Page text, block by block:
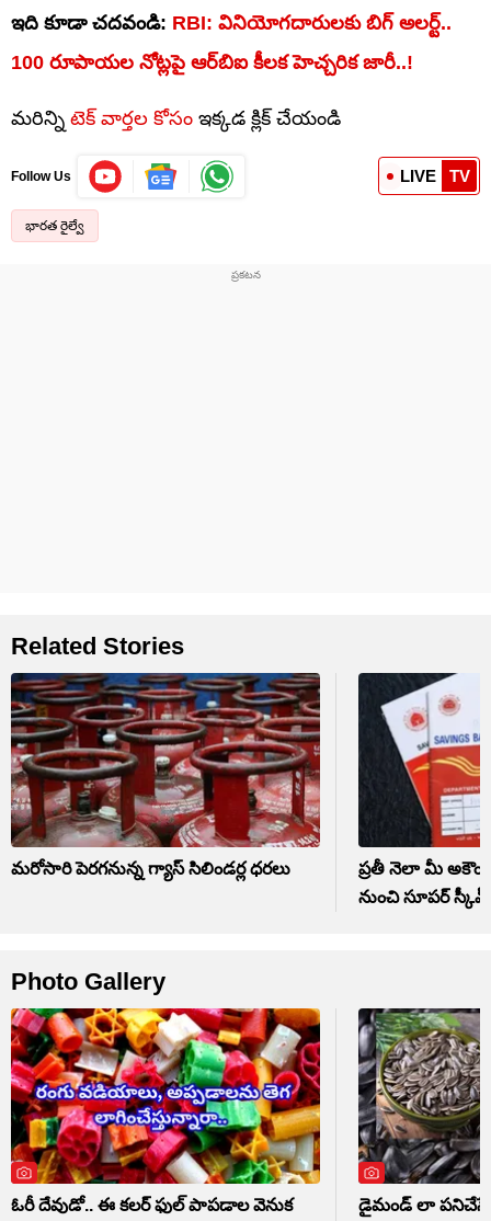
ఇది కూడా చదవండి: RBI: వినియోగదారులకు బిగ్‌ అలర్ట్‌..
100 రూపాయల నోట్లపై ఆర్‌బిఐ కీలక హెచ్చరిక జారీ..!
మరిన్ని టెక్ వార్తల కోసం ఇక్కడ క్లిక్ చేయండి
Follow Us LIVE TV
భారత రైల్వే
Related Stories
మరోసారి పెరగనున్న గ్యాస్ సిలిండర్ల ధరలు
ప్రతీ నెలా మీ
నుంచి సూపర్
Photo Gallery
ఓరీ దేవుడో.. ఈ కలర్‌ ఫుల్‌ పాపడాల వెనుక డైమండ్ లా పనిచేసే